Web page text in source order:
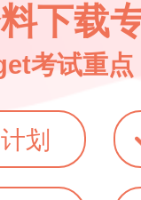
下载
考试重点
划